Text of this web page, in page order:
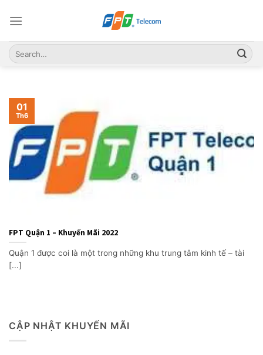
CẬP NHẬT KHUYẾN MÃI
FPT Quận 1 – Khuyến Mãi 2022
Quận 1 được coi là một trong những khu trung tâm kinh tế – tài
[...]
01
Th6